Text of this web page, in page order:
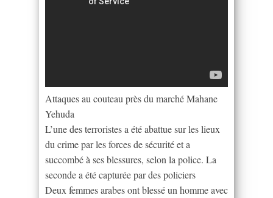
Attaques au couteau près du marché Mahane
Yehuda
L’une des terroristes a été abattue sur les lieux
du crime par les forces de sécurité et a
succombé à ses blessures, selon la police. La
seconde a été capturée par des policiers
Deux femmes arabes ont blessé un homme avec